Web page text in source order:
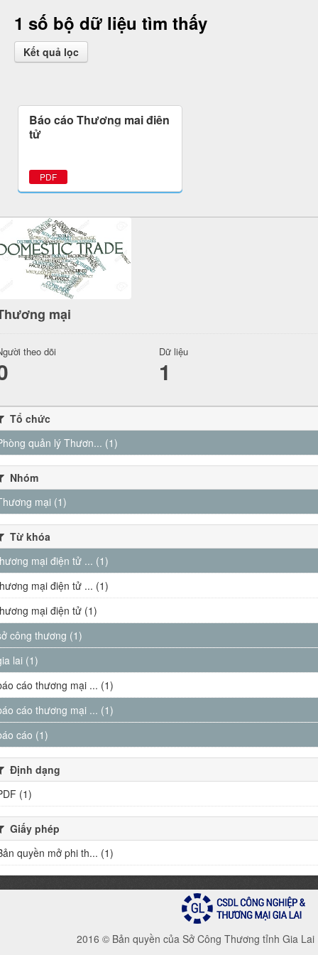
1 số bộ dữ liệu tìm thấy
Kết quả lọc
Báo cáo Thương mại điện
tử
PDF
mại
theo dõi Dữ liệu
1
Tổ chức
quản lý Thươn... (1)
Nhóm
mại (1)
Từ khóa
mại điện tử ... (1)
mại điện tử ... (1)
mại điện tử (1)
công thương (1)
lai (1)
cáo thương mại ... (1)
cáo thương mại ... (1)
cáo (1)
Định dạng
(1)
Giấy phép
quyền mở phi th... (1)
2016 © Bản quyền của Sở Công Thương tỉnh Gia Lai